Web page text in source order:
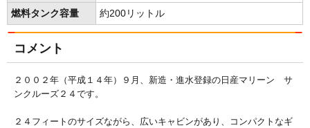
燃料タンク容量 約200リットル
コメント
２００２年（平成１４年）９月、新造・進水登録の日産マリーン サ
ンクルーズ２４です。
２４フィートのサイズながら、広いキャビンがあり、コンパクトなギ